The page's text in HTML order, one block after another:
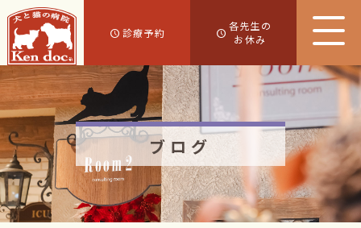
診療予約
各先生の
お休み
ブログ